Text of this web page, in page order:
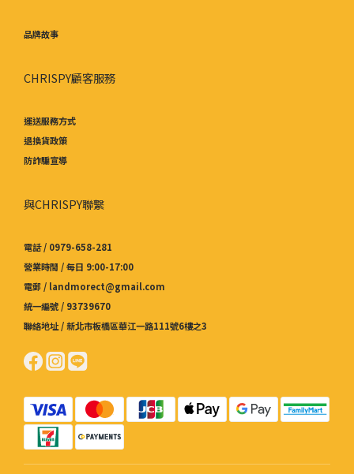
品牌故事
CHRISPY顧客服務
運送服務方式
退換貨政策
防詐騙宣導
與CHRISPY聯繫
電話 / 0979-658-281
營業時間 / 每日 9:00-17:00
電郵 / landmorect@gmail.com
統一編號 / 93739670
聯絡地址 / 新北市板橋區華江一路111號6樓之3